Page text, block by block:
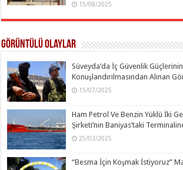
15/08/2025
Görüntülü Olaylar
Süveyda’da İç Güvenlik Güçlerinin
Konuşlandırılmasından Alınan
15/07/2025
Ham Petrol Ve Benzin Yüklü İki
Şirketi’nin Baniyas’taki
25/03/2025
“Besma İçin Koşmak İstiyoruz”